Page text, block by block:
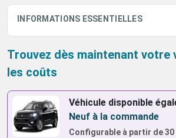
INFORMATIONS ESSENTIELLES
Trouvez dès maintenant votre
les coûts
Véhicule disponible
Neuf à la commande
Configurable à partir de30